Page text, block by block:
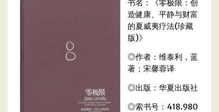
书名：《零极限：创
造健康、平静与财富
的夏威夷疗法(珍藏
版)》
◎作者：维泰利，蓝
著；宋馨蓉译
◎出版：华夏出版社
◎索书号：418.980